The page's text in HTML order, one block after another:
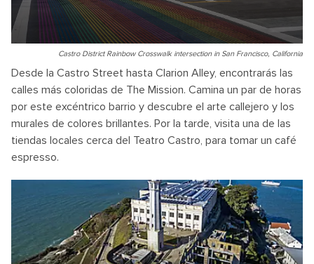
Castro District Rainbow Crosswalk intersection in San Francisco, California
Desde la Castro Street hasta Clarion Alley, encontrarás las
calles más coloridas de The Mission. Camina un par de horas
por este excéntrico barrio y descubre el arte callejero y los
murales de colores brillantes. Por la tarde, visita una de las
tiendas locales cerca del Teatro Castro, para tomar un café
espresso.